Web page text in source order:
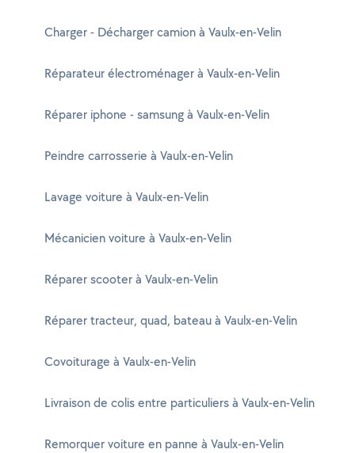
Charger - Décharger camion à Vaulx-en-Velin
Réparateur électroménager à Vaulx-en-Velin
Réparer iphone - samsung à Vaulx-en-Velin
Peindre carrosserie à Vaulx-en-Velin
Lavage voiture à Vaulx-en-Velin
Mécanicien voiture à Vaulx-en-Velin
Réparer scooter à Vaulx-en-Velin
Réparer tracteur, quad, bateau à Vaulx-en-Velin
Covoiturage à Vaulx-en-Velin
Livraison de colis entre particuliers à Vaulx-en-Velin
Remorquer voiture en panne à Vaulx-en-Velin